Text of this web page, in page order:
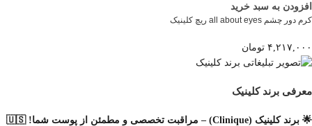
افزودن به سبد خرید
کرم دور چشم all about eyes ریچ کلینیک
۴,۲۱۷,۰۰۰ تومان
معرفی برند کلینیک
🌟 برند کلینیک (Clinique) – مراقبت تخصصی و مطمئن از پوست شما! 🇺🇸